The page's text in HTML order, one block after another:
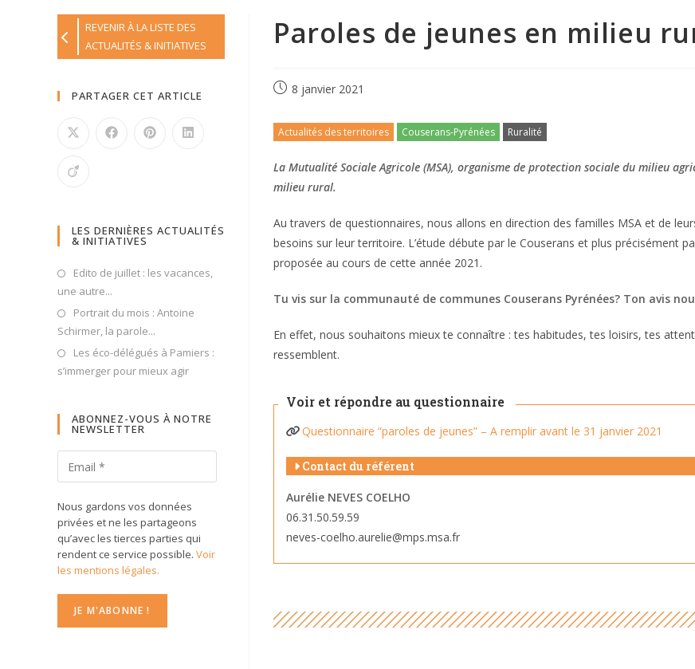
Paroles de jeunes en milieu
8 janvier 2021
Actualités des territoires Couserans-Pyrénées Ruralité
La Mutualité Sociale Agricole (MSA), organisme de protection sociale du milieu
milieu rural.
Au travers de questionnaires, nous allons en direction des familles MSA et de
besoins sur leur territoire. L’étude débute par le Couserans et plus précisément
proposée au cours de cette année 2021.
Tu vis sur la communauté de communes Couserans Pyrénées? Ton avis
En effet, nous souhaitons mieux te connaître : tes habitudes, tes loisirs, tes
ressemblent.
Voir et répondre au questionnaire
Questionnaire “paroles de jeunes” – A remplir avant le 31 janvier 2021
Contact du référent
Aurélie NEVES COELHO
06.31.50.59.59
neves-coelho.aurelie@mps.msa.fr
REVENIR À LA LISTE DES
ACTUALITÉS & INITIATIVES
PARTAGER CET ARTICLE
LES DERNIÈRES ACTUALITÉS
& INITIATIVES
Edito de juillet : les vacances,
une autre...
Portrait du mois : Antoine
Schirmer, la parole...
Les éco-délégués à Pamiers :
s’immerger pour mieux agir
ABONNEZ-VOUS À NOTRE
NEWSLETTER
Nous gardons vos données
privées et ne les partageons
qu’avec les tierces parties qui
rendent ce service possible. Voir
les mentions légales.